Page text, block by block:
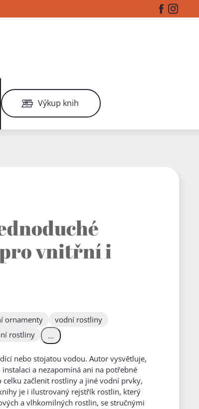
Facebook
Výkup knih
vnitřní i
ornamenty
vodní rostliny
rostliny ...
nebo stojatou vodou. Autor vysvětluje,
a nezapomíná ani na potřebné
začlenit rostliny a jiné vodní prvky,
je i ilustrovaný rejstřík rostlin, který
a vlhkomilných rostlin, se stručnými